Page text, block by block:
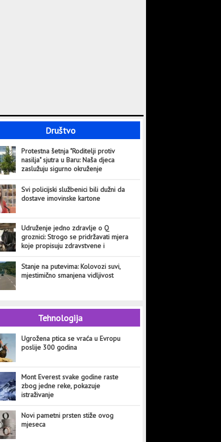
Društvo
Protestna šetnja "Roditelji protiv
nasilja" sjutra u Baru: Naša djeca
zaslužuju sigurno okruženje
Svi policijski službenici bili dužni da
dostave imovinske kartone
Udruženje jedno zdravlje o Q
groznici: Strogo se pridržavati mjera
koje propisuju zdravstvene i
Stanje na putevima: Kolovozi suvi,
mjestimično smanjena vidljivost
Tehnologija
Ugrožena ptica se vraća u Evropu
poslije 300 godina
Mont Everest svake godine raste
zbog jedne reke, pokazuje
istraživanje
Novi pametni prsten stiže ovog
mjeseca